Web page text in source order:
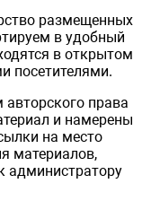
размещенных
в удобный
в открытом
посетителями.
авторского права
и намерены
на место
материалов,
администратору